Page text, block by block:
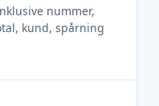
nummer,
kund, spårning